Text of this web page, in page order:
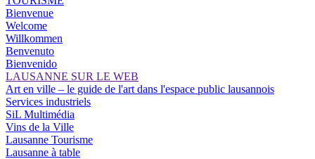
Bienvenue
Welcome
Willkommen
Benvenuto
Bienvenido
LAUSANNE SUR LE WEB
Art en ville – le guide de l'art dans l'espace public lausannois
Services industriels
SiL Multimédia
Vins de la Ville
Lausanne Tourisme
Lausanne à table